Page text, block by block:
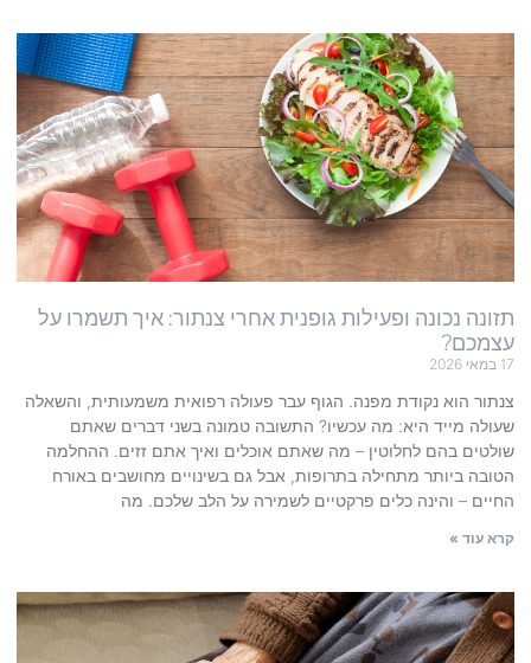
תזונה נכונה ופעילות גופנית אחרי צנתור: איך תשמרו על
עצמכם?
17 במאי 2026
צנתור הוא נקודת מפנה. הגוף עבר פעולה רפואית משמעותית, והשאלה
שעולה מייד היא: מה עכשיו? התשובה טמונה בשני דברים שאתם
שולטים בהם לחלוטין – מה שאתם אוכלים ואיך אתם זזים. ההחלמה
הטובה ביותר מתחילה בתרופות, אבל גם בשינויים מחושבים באורח
החיים – והינה כלים פרקטיים לשמירה על הלב שלכם. מה
קרא עוד »